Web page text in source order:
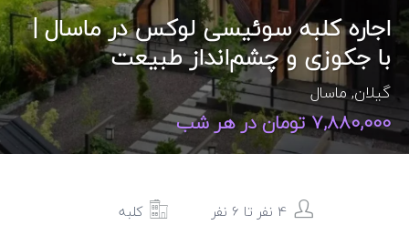
اجاره کلبه سوئیسی لوکس در ماسال |
با جکوزی و چشم‌انداز طبیعت
گیلان,ماسال
7,880,000 تومان در هر شب
کلبه
4 نفر تا 6 نفر